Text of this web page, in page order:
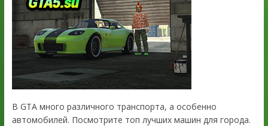
В GTA много различного транспорта, а особенно
автомобилей. Посмотрите топ лучших машин для города.